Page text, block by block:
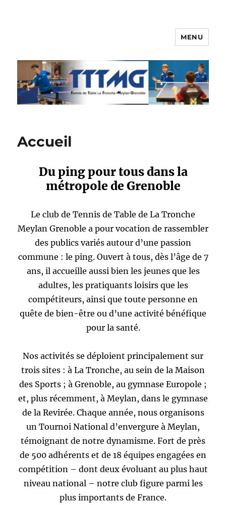
MENU
Accueil
Du ping pour tous dans la
métropole de Grenoble
Le club de Tennis de Table de La Tronche
Meylan Grenoble a pour vocation de rassembler
des publics variés autour d’une passion
commune : le ping. Ouvert à tous, dès l’âge de 7
ans, il accueille aussi bien les jeunes que les
adultes, les pratiquants loisirs que les
compétiteurs, ainsi que toute personne en
quête de bien-être ou d’une activité bénéfique
pour la santé.
Nos activités se déploient principalement sur
trois sites : à La Tronche, au sein de la Maison
des Sports ; à Grenoble, au gymnase Europole ;
et, plus récemment, à Meylan, dans le gymnase
de la Revirée. Chaque année, nous organisons
un Tournoi National d’envergure à Meylan,
témoignant de notre dynamisme. Fort de près
de 500 adhérents et de 18 équipes engagées en
compétition – dont deux évoluant au plus haut
niveau national – notre club figure parmi les
plus importants de France.